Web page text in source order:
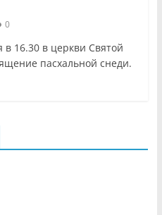
0
в 16.30 в церкви Святой
пасхальной снеди.